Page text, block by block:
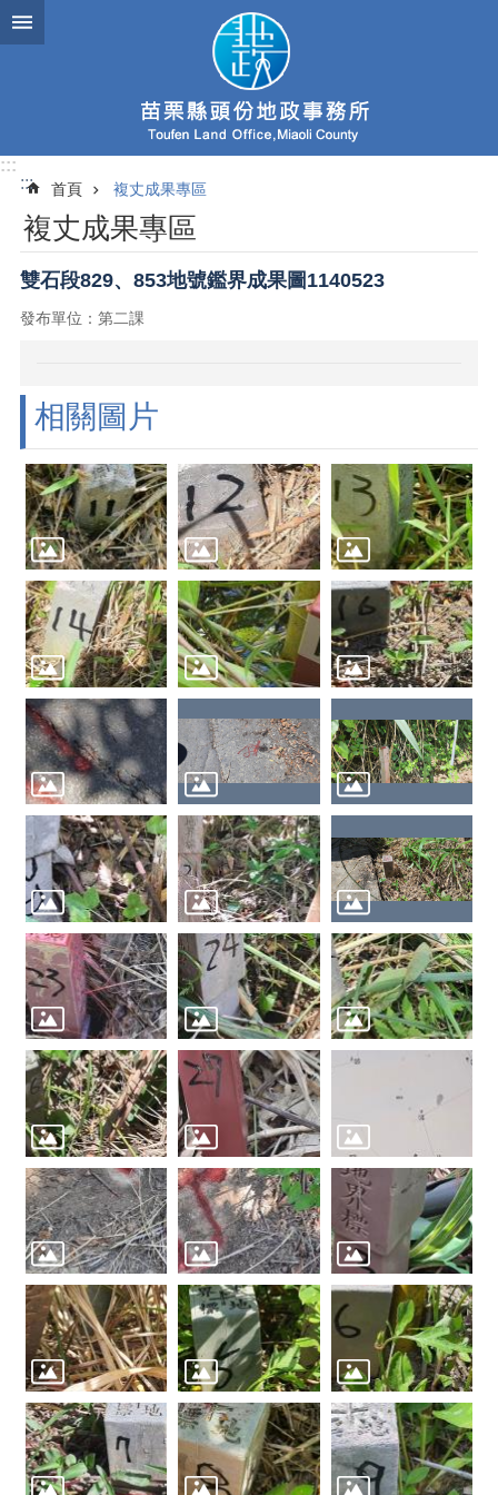
跳到主要內容區塊
:::
:::
首頁 複丈成果專區
複丈成果專區
雙石段829、853地號鑑界成果圖1140523
發布單位：第二課
相關圖片